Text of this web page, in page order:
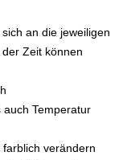
an die jeweiligen
Zeit können
Temperatur
verändern